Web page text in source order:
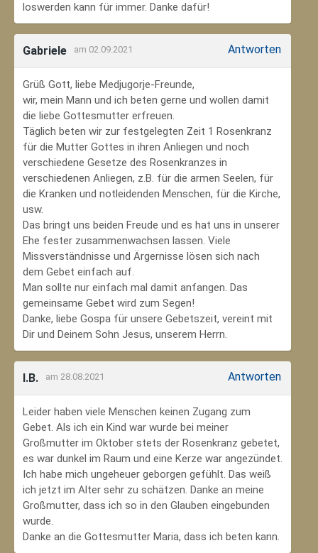
loswerden kann für immer. Danke dafür!
Gabriele am 02.09.2021 Antworten
Grüß Gott, liebe Medjugorje-Freunde,
wir, mein Mann und ich beten gerne und wollen damit
die liebe Gottesmutter erfreuen.
Täglich beten wir zur festgelegten Zeit 1 Rosenkranz
für die Mutter Gottes in ihren Anliegen und noch
verschiedene Gesetze des Rosenkranzes in
verschiedenen Anliegen, z.B. für die armen Seelen, für
die Kranken und notleidenden Menschen, für die Kirche,
usw.
Das bringt uns beiden Freude und es hat uns in unserer
Ehe fester zusammenwachsen lassen. Viele
Missverständnisse und Ärgernisse lösen sich nach
dem Gebet einfach auf.
Man sollte nur einfach mal damit anfangen. Das
gemeinsame Gebet wird zum Segen!
Danke, liebe Gospa für unsere Gebetszeit, vereint mit
Dir und Deinem Sohn Jesus, unserem Herrn.
I.B. am 28.08.2021 Antworten
Leider haben viele Menschen keinen Zugang zum
Gebet. Als ich ein Kind war wurde bei meiner
Großmutter im Oktober stets der Rosenkranz gebetet,
es war dunkel im Raum und eine Kerze war angezündet.
Ich habe mich ungeheuer geborgen gefühlt. Das weiß
ich jetzt im Alter sehr zu schätzen. Danke an meine
Großmutter, dass ich so in den Glauben eingebunden
wurde.
Danke an die Gottesmutter Maria, dass ich beten kann.